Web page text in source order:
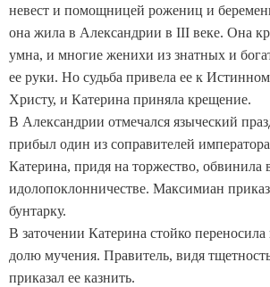
невест и помощницей рожениц и
она жила в Александрии в III веке. Она
умна, и многие женихи из знатных и
ее руки. Но судьба привела ее к
Христу, и Катерина приняла крещение.
В Александрии отмечался языческий
прибыл один из соправителей
Катерина, придя на торжество, обвинила
идолопоклонничестве. Максимиан
бунтарку.
В заточении Катерина стойко
долю мучения. Правитель, видя
приказал ее казнить.